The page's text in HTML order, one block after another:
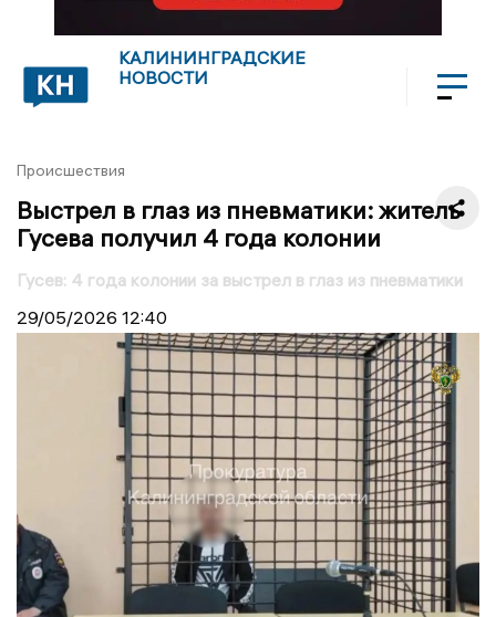
КАЛИНИНГРАДСКИЕ
НОВОСТИ
Происшествия
Выстрел в глаз из пневматики: житель
Гусева получил 4 года колонии
Гусев: 4 года колонии за выстрел в глаз из пневматики
29/05/2026 12:40